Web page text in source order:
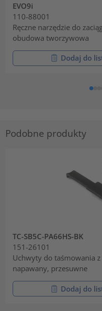
EVO9i
110-88001
Ręczne narzędzie do
obudowa tworzywowa
Dodaj do
Podobne produkty
TC-SB5C-PA66HS-BK
151-26101
Uchwyty do taśmowania
napawany, przesuwne
Dodaj do